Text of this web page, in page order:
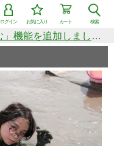
検索
カート
お気に入り
ログイン
検索で「条件を追加して絞り込む」機能を追加しました！